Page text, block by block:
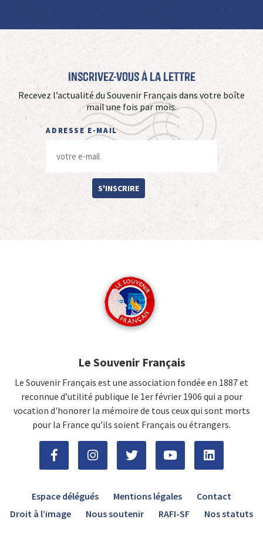
Inscrivez-vous à La Lettre
Recevez l’actualité du Souvenir Français dans votre boîte
mail une fois par mois.
ADRESSE E-MAIL
S'INSCRIRE
Le Souvenir Français
Le Souvenir Français est une association fondée en 1887 et
reconnue d’utilité publique le 1er février 1906 qui a pour
vocation d'honorer la mémoire de tous ceux qui sont morts
pour la France qu’ils soient Français ou étrangers.
Espace délégués Mentions légales
Contact
Droit à l’image
Nous soutenir RAFI-SF Nos statuts